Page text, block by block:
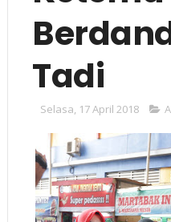
Tadi
Selasa, 17 April 2018